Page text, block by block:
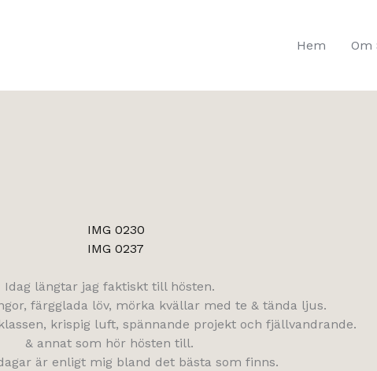
Hem Om
Idag längtar jag faktiskt till hösten.
färgglada löv, mörka kvällar med te & tända ljus.
krispig luft, spännande projekt och fjällvandrande.
& annat som hör hösten till.
är enligt mig bland det bästa som finns.